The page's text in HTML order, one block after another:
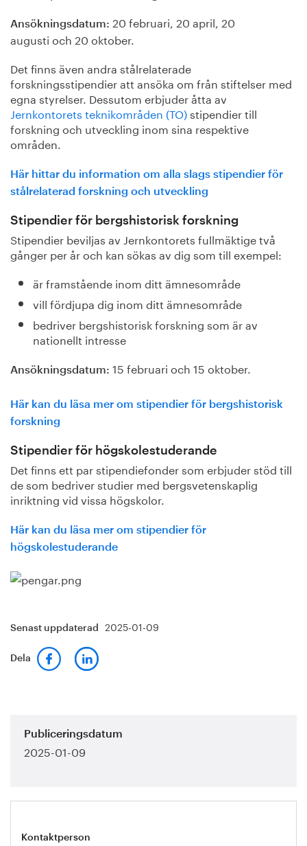
Ansökningsdatum: 20 februari, 20 april, 20
augusti och 20 oktober.
Det finns även andra stålrelaterade
forskningsstipendier att ansöka om från stiftelser med
egna styrelser. Dessutom erbjuder åtta av
Jernkontorets teknikområden (TO)stipendier till
forskning och utveckling inom sina respektive
områden.
Här hittar du information om alla slags stipendier för
stålrelaterad forskning och utveckling
Stipendier för bergshistorisk forskning
Stipendier beviljas av Jernkontorets fullmäktige två
gånger per år och kan sökas av dig som till exempel:
är framstående inom ditt ämnesområde
vill fördjupa dig inom ditt ämnesområde
bedriver bergshistorisk forskning som är av
nationellt intresse
Ansökningsdatum: 15 februari och 15 oktober.
Här kan du läsa mer om stipendier för bergshistorisk
forskning
Stipendier för högskolestuderande
Det finns ett par stipendiefonder som erbjuder stöd till
de som bedriver studier med bergsvetenskaplig
inriktning vid vissa högskolor.
Här kan du läsa mer om stipendier för
högskolestuderande
Senast uppdaterad 2025-01-09
Dela
Publiceringsdatum
2025-01-09
Kontaktperson